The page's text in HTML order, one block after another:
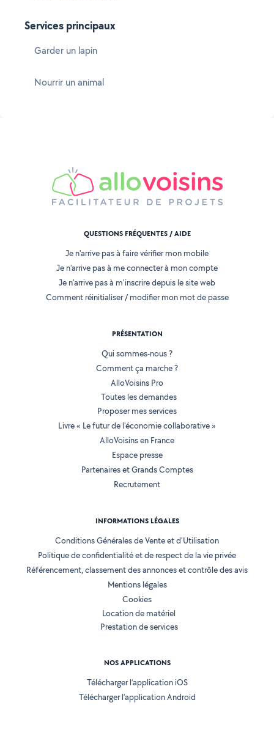
Services principaux
Garder un lapin
Nourrir un animal
QUESTIONS FRÉQUENTES / AIDE
Je n'arrive pas à faire vérifier mon mobile
Je n'arrive pas à me connecter à mon compte
Je n'arrive pas à m'inscrire depuis le site web
Comment réinitialiser / modifier mon mot de passe
PRÉSENTATION
Qui sommes-nous ?
Comment ça marche ?
AlloVoisins Pro
Toutes les demandes
Proposer mes services
Livre « Le futur de l'économie collaborative »
AlloVoisins en France
Espace presse
Partenaires et Grands Comptes
Recrutement
INFORMATIONS LÉGALES
Conditions Générales de Vente et d'Utilisation
Politique de confidentialité et de respect de la vie privée
Référencement, classement des annonces et contrôle des avis
Mentions légales
Cookies
Location de matériel
Prestation de services
NOS APPLICATIONS
Télécharger l’application iOS
Télécharger l’application Android